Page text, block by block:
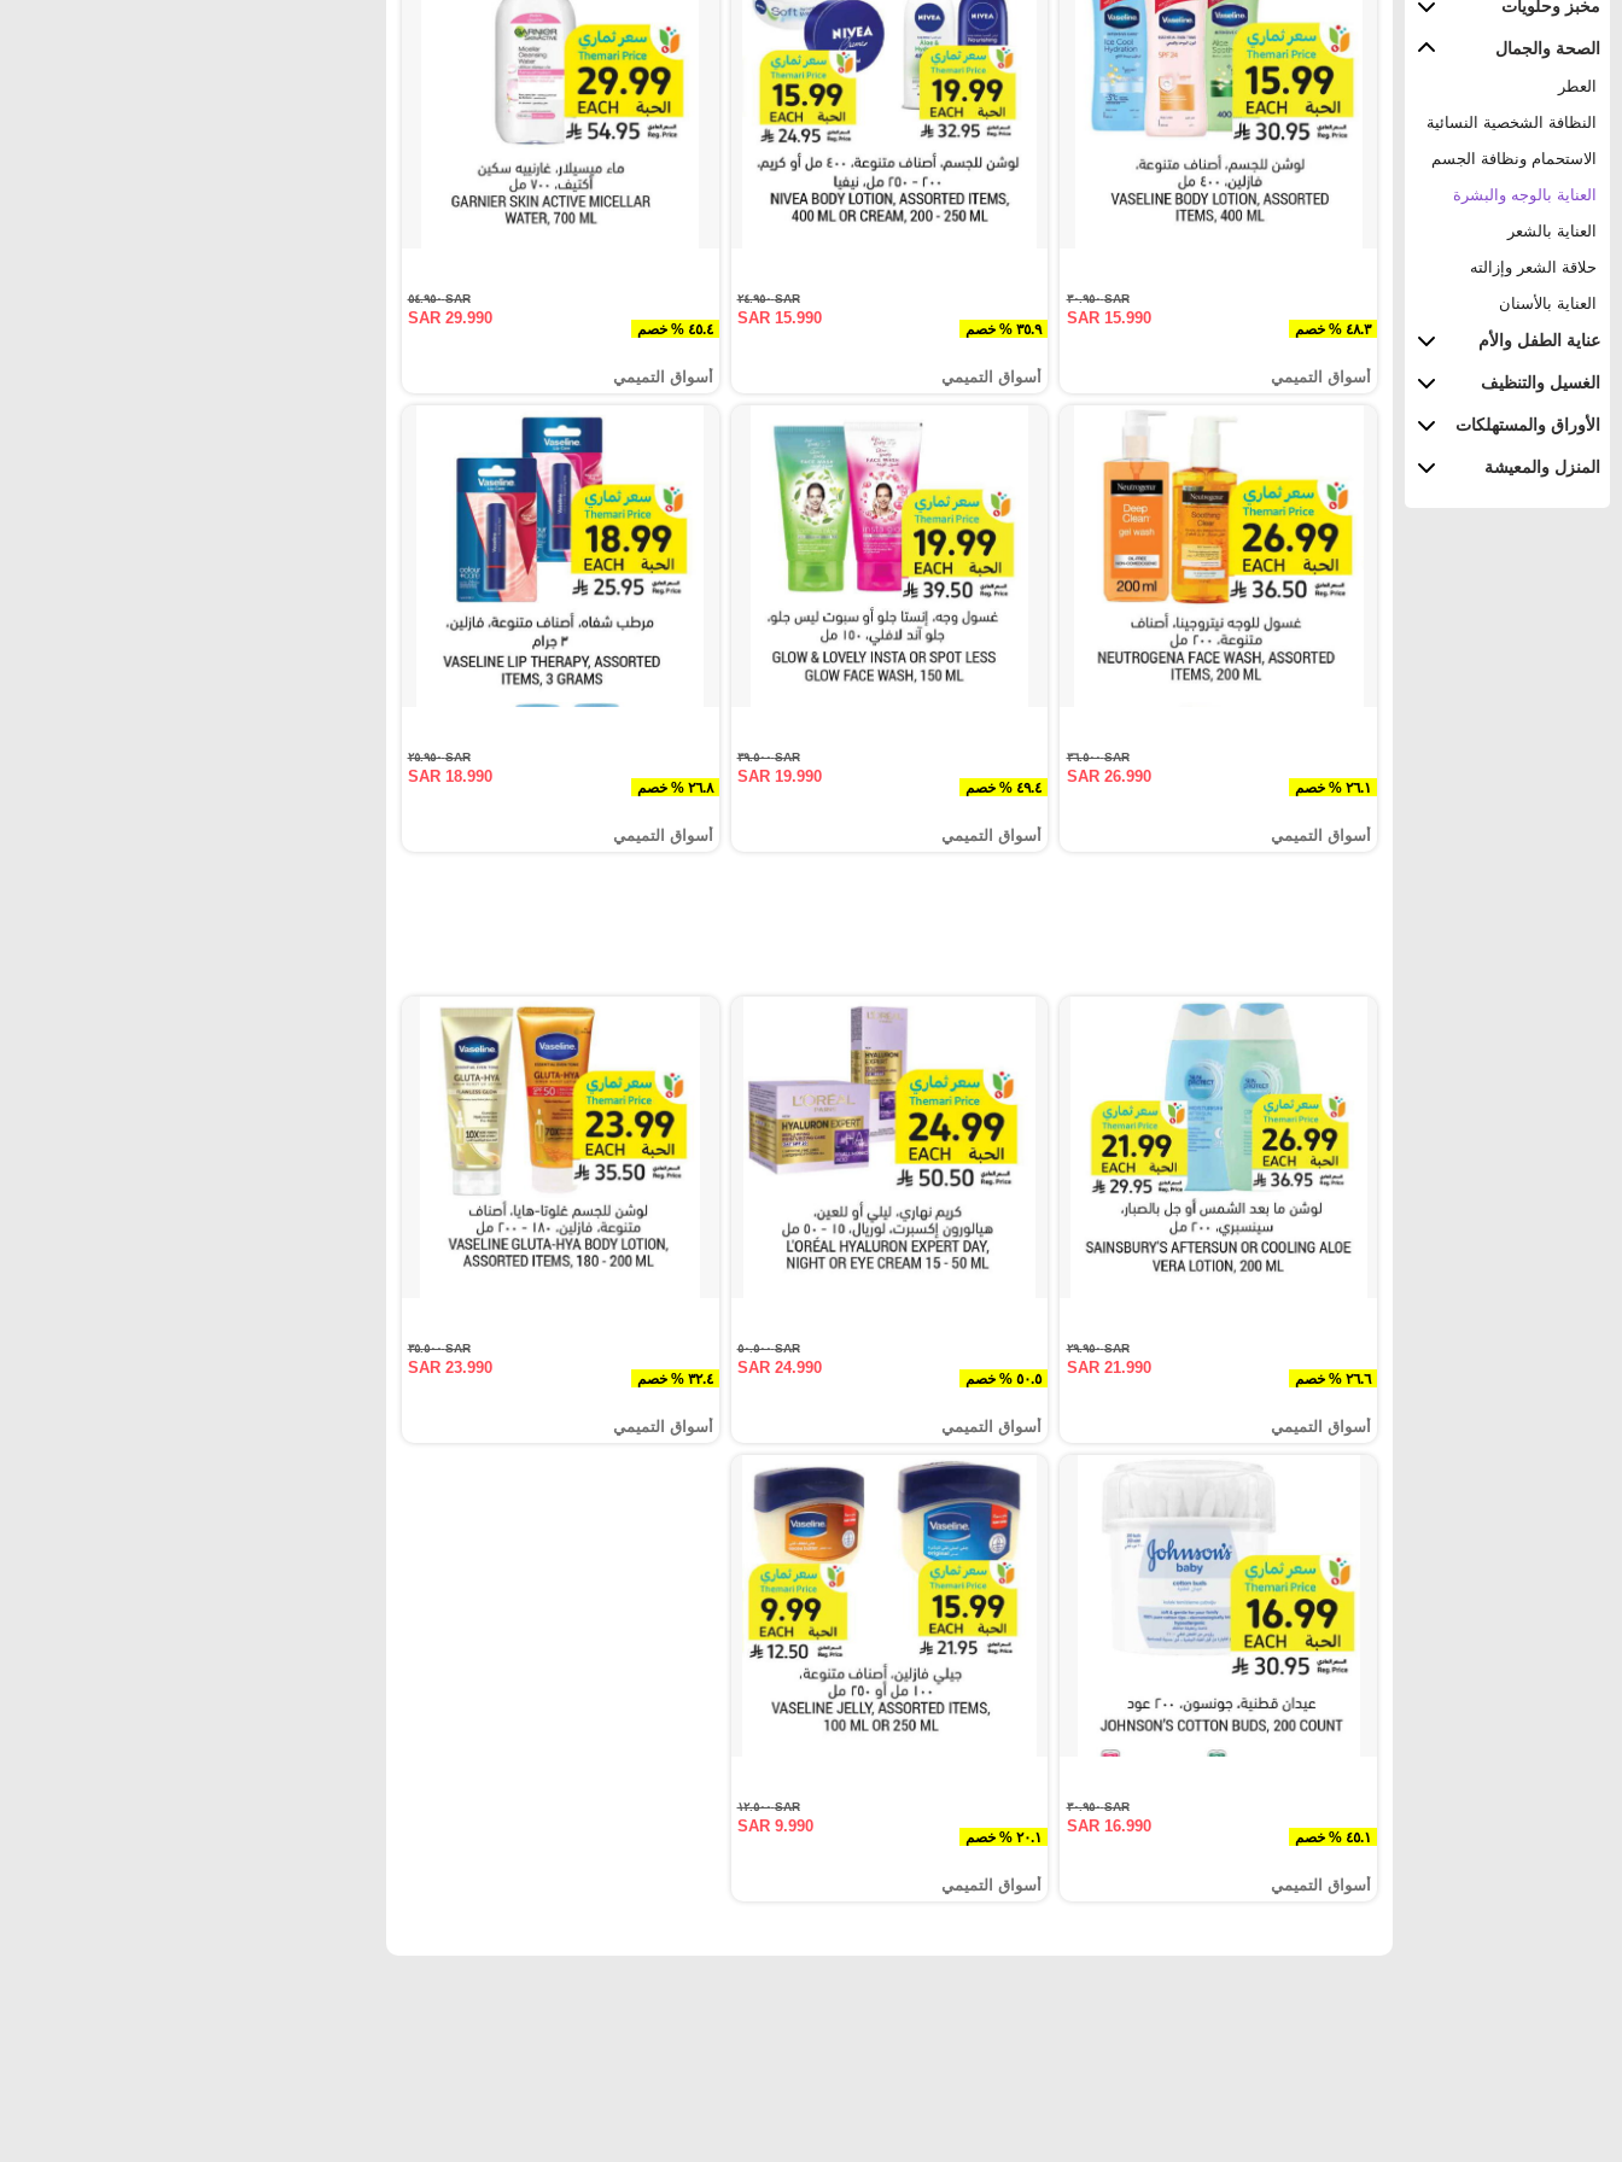
مخبز وحلويات
الصحة والجمال
العطر
النظافة الشخصية النسائية
الاستحمام ونظافة الجسم
العناية بالوجه والبشرة
العناية بالشعر
حلاقة الشعر وإزالته
العناية بالأسنان
عناية الطفل والأم
الغسيل والتنظيف
الأوراق والمستهلكات
المنزل والمعيشة
٤٨.٣ % خصم
SAR ٣٠.٩٥٠
SAR 15.990
أسواق التميمي
٣٥.٩ % خصم
SAR ٢٤.٩٥٠
SAR 15.990
أسواق التميمي
٤٥.٤ % خصم
SAR ٥٤.٩٥٠
SAR 29.990
أسواق التميمي
٢٦.١ % خصم
SAR ٣٦.٥٠٠
SAR 26.990
أسواق التميمي
٤٩.٤ % خصم
SAR ٣٩.٥٠٠
SAR 19.990
أسواق التميمي
٢٦.٨ % خصم
SAR ٢٥.٩٥٠
SAR 18.990
أسواق التميمي
٢٦.٦ % خصم
SAR ٢٩.٩٥٠
SAR 21.990
أسواق التميمي
٥٠.٥ % خصم
SAR ٥٠.٥٠٠
SAR 24.990
أسواق التميمي
٣٢.٤ % خصم
SAR ٣٥.٥٠٠
SAR 23.990
أسواق التميمي
٤٥.١ % خصم
SAR ٣٠.٩٥٠
SAR 16.990
أسواق التميمي
٢٠.١ % خصم
SAR ١٢.٥٠٠
SAR 9.990
أسواق التميمي